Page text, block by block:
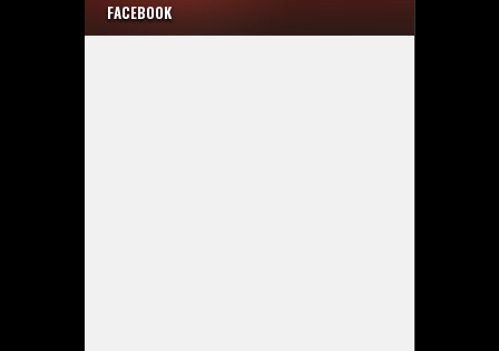
FACEBOOK